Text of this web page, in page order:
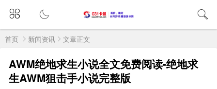
首页 新闻资讯 文章正文
AWM绝地求生小说全文免费阅读-绝地求
生AWM狙击手小说完整版